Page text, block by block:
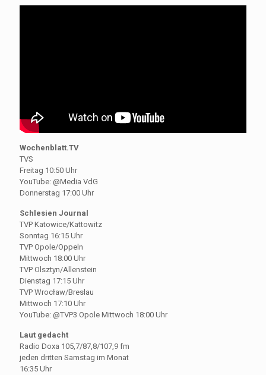
Wochenblatt.TV
TVS
Freitag 10:50 Uhr
YouTube: @Media VdG
Donnerstag 17:00 Uhr
Schlesien Journal
TVP Katowice/Kattowitz
Sonntag 16:15 Uhr
TVP Opole/Oppeln
Mittwoch 18:00 Uhr
TVP Olsztyn/Allenstein
Dienstag 17:15 Uhr
TVP Wrocław/Breslau
Mittwoch 17:10 Uhr
YouTube: @TVP3 Opole Mittwoch 18:00 Uhr
Laut gedacht
Radio Doxa 105,7/87,8/107,9 fm
jeden dritten Samstag im Monat
16:35 Uhr